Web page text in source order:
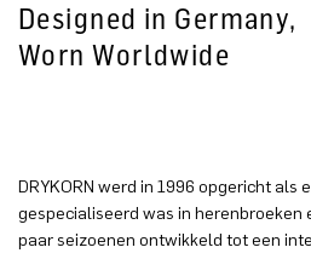
Designed in Germany,
Worn Worldwide
DRYKORN werd in 1996 opgericht als
gespecialiseerd was in herenbroeken
paar seizoenen ontwikkeld tot een